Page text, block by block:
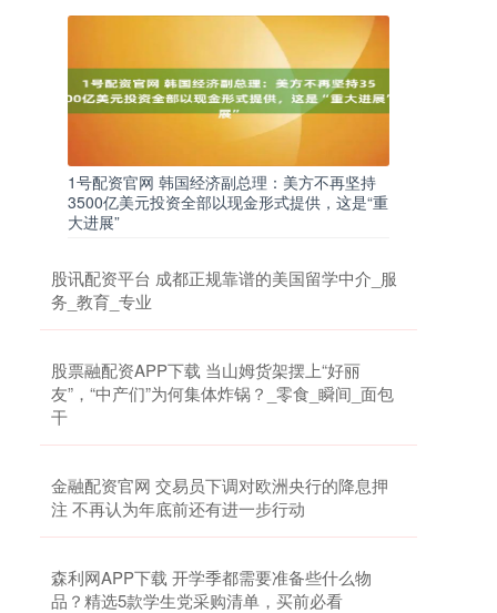
1号配资官网 韩国经济副总理：美方不再坚持
3500亿美元投资全部以现金形式提供，这是“重
大进展”
股讯配资平台 成都正规靠谱的美国留学中介_服
务_教育_专业
股票融配资APP下载 当山姆货架摆上“好丽
友”，“中产们”为何集体炸锅？_零食_瞬间_面包
干
金融配资官网 交易员下调对欧洲央行的降息押
注 不再认为年底前还有进一步行动
森利网APP下载 开学季都需要准备些什么物
品？精选5款学生党采购清单，买前必看